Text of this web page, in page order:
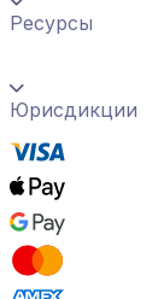
Ресурсы
Юрисдикции